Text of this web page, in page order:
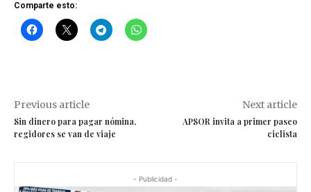
Comparte esto:
Previous article
Sin dinero para pagar nómina,
regidores se van de viaje
Next article
APSOR invita a primer paseo
ciclista
- Publicidad -